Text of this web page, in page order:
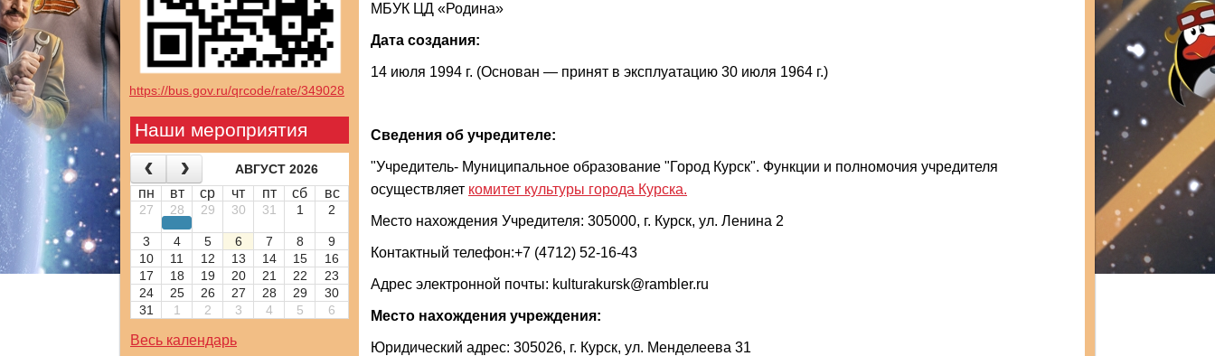
https://bus.gov.ru/qrcode/rate/349028
Наши мероприятия
АВГУСТ 2026
пн вт ср чт пт сб вс
27 28 29 30 31 1 2
3 4 5 6 7 8
9
10
11 12 13 14 15
16
17
18 19 20 21 22
23
24
25 26 27 28 29
30
31
1 2 3 4 5 6
Весь календарь
МБУК ЦД «Родина»
Дата создания:
14 июля 1994 г. (Основан — принят в эксплуатацию 30 июля 1964 г.)
Сведения об учредителе:
"Учредитель- Муниципальное образование "Город Курск". Функции и полномочия учредителя
осуществляет комитет культуры города Курска.
Место нахождения Учредителя: 305000, г. Курск, ул. Ленина 2
Контактный телефон:+7 (4712) 52-16-43
Адрес электронной почты: kulturakursk@rambler.ru
Место нахождения учреждения:
Юридический адрес: 305026, г. Курск, ул. Менделеева 31